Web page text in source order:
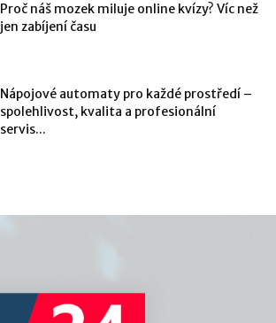
Proč náš mozek miluje online kvízy? Víc než
jen zabíjení času
Nápojové automaty pro každé prostředí –
spolehlivost, kvalita a profesionální
servis...